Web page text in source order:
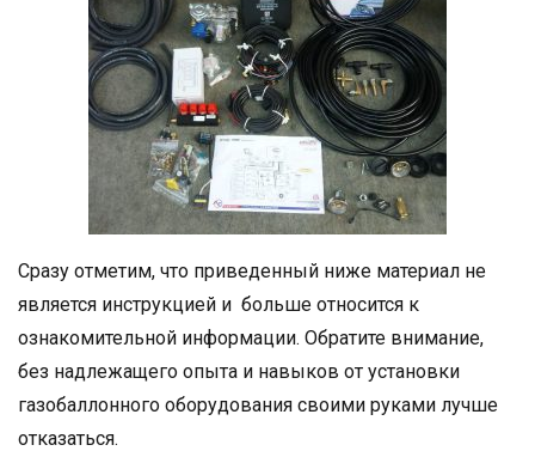
Сразу отметим, что приведенный ниже материал не
является инструкцией и больше относится к
ознакомительной информации. Обратите внимание,
без надлежащего опыта и навыков от установки
газобаллонного оборудования своими руками лучше
отказаться.